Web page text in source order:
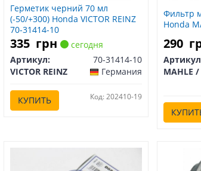
Герметик черний 70 мл
(-50/+300) Honda VICTOR REINZ
70-31414-10
335 грн
сегодня
Артикул:
70-31414-10
VICTOR REINZ
Германия
КУПИТЬ Код: 202410-19
Фильтр
Honda
290
MAHLE /